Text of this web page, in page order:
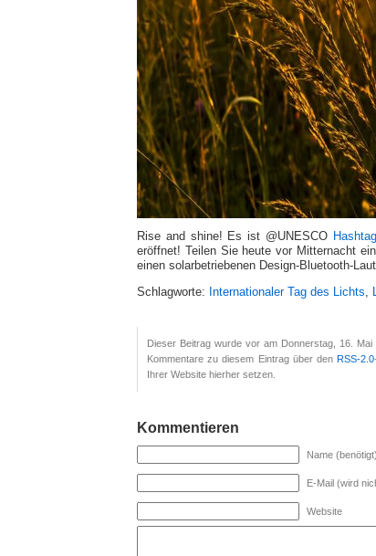
Rise and shine! Es ist @UNESCO Hashtag
eröffnet! Teilen Sie heute vor Mitternacht
einen solarbetriebenen Design-Bluetooth-
Schlagworte: Internationaler Tag des Lichts
Dieser Beitrag wurde vor am Donnerstag, 16.
Kommentare zu diesem Eintrag über denRSS-2.0
Ihrer Website hierher setzen.
Kommentieren
Name (benötigt)
E-Mail (wird
Website